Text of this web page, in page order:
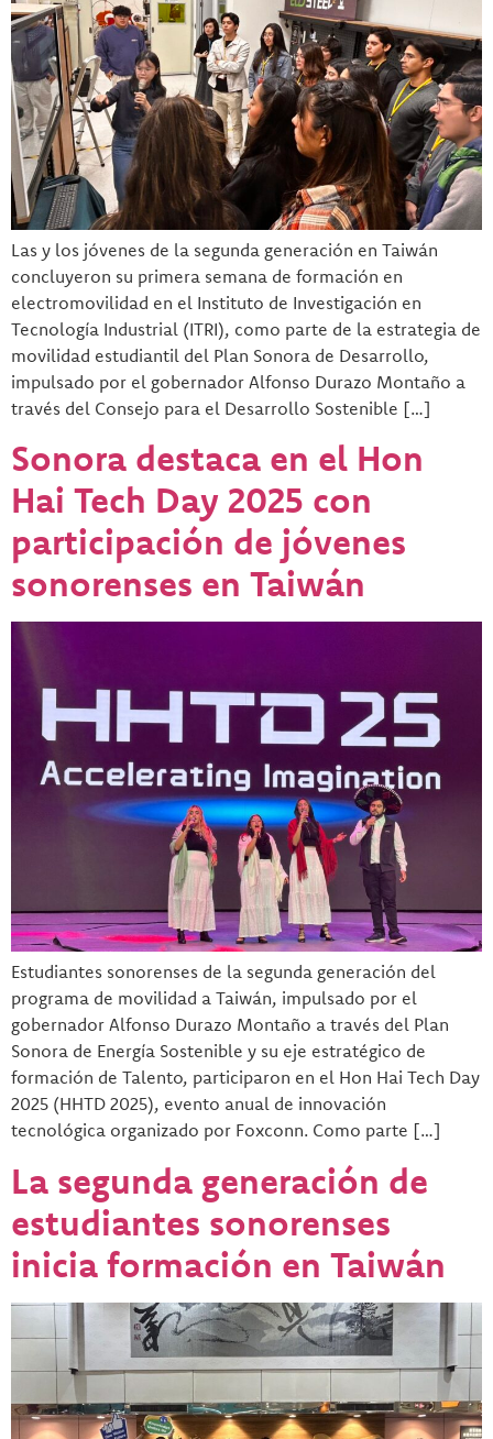
Las y los jóvenes de la segunda generación en Taiwán
concluyeron su primera semana de formación en
electromovilidad en el Instituto de Investigación en
Tecnología Industrial (ITRI), como parte de la estrategia de
movilidad estudiantil del Plan Sonora de Desarrollo,
impulsado por el gobernador Alfonso Durazo Montaño a
través del Consejo para el Desarrollo Sostenible […]
Sonora destaca en el Hon
Hai Tech Day 2025 con
participación de jóvenes
sonorenses en Taiwán
Estudiantes sonorenses de la segunda generación del
programa de movilidad a Taiwán, impulsado por el
gobernador Alfonso Durazo Montaño a través del Plan
Sonora de Energía Sostenible y su eje estratégico de
formación de Talento, participaron en el Hon Hai Tech Day
2025 (HHTD 2025), evento anual de innovación
tecnológica organizado por Foxconn. Como parte […]
La segunda generación de
estudiantes sonorenses
inicia formación en Taiwán